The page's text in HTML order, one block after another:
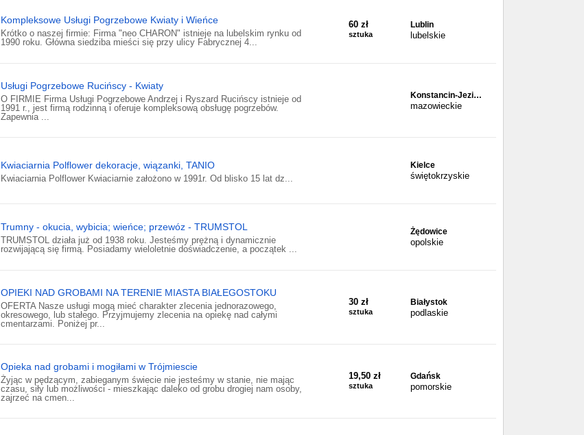
Kompleksowe Usługi Pogrzebowe Kwiaty i Wieńce
Krótko o naszej firmie: Firma "neo CHARON" istnieje na lubelskim rynku od
1990 roku. Główna siedziba mieści się przy ulicy Fabrycznej 4...
60 zł
sztuka
Lublin
lubelskie
Usługi Pogrzebowe Rucińscy - Kwiaty
O FIRMIE Firma Usługi Pogrzebowe Andrzej i Ryszard Rucińscy istnieje od
1991 r., jest firmą rodzinną i oferuje kompleksową obsługę pogrzebów.
Zapewnia ...
Konstancin-Jezi…
mazowieckie
Kwiaciarnia Polflower dekoracje, wiązanki, TANIO
Kwiaciarnia Polflower Kwiaciarnie założono w 1991r. Od blisko 15 lat dz...
Kielce
świętokrzyskie
Trumny - okucia, wybicia; wieńce; przewóz - TRUMSTOL
TRUMSTOL działa już od 1938 roku. Jesteśmy prężną i dynamicznie
rozwijającą się firmą. Posiadamy wieloletnie doświadczenie, a początek ...
Żędowice
opolskie
OPIEKI NAD GROBAMI NA TERENIE MIASTA BIAŁEGOSTOKU
OFERTA Nasze usługi mogą mieć charakter zlecenia jednorazowego,
okresowego, lub stałego. Przyjmujemy zlecenia na opiekę nad całymi
cmentarzami. Poniżej pr...
30 zł
sztuka
Białystok
podlaskie
Opieka nad grobami i mogiłami w Trójmiescie
Żyjąc w pędzącym, zabieganym świecie nie jesteśmy w stanie, nie mając
czasu, siły lub możliwości - mieszkając daleko od grobu drogiej nam osoby,
zajrzeć na cmen...
19,50 zł
sztuka
Gdańsk
pomorskie